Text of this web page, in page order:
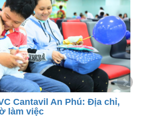
Cantavil An Phú: Địa chỉ,
làm việc